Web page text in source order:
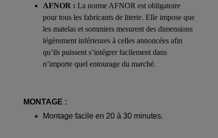
AFNOR : La norme AFNOR est obligatoire
pour tous les fabricants de literie. Elle impose que
les matelas et sommiers mesurent des dimensions
légèrement inférieures à celles annoncées afin
qu’ils puissent s’intégrer facilement dans
n’importe quel entourage du marché.
MONTAGE :
Montage facile en 20 à 30 minutes.